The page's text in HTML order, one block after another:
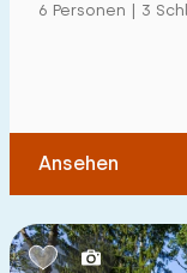
6 Personen | 3
Ansehen